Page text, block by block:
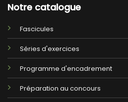
Notre catalogue
Fascicules
Séries d'exercices
Programme d'encadrement
Préparation au concours